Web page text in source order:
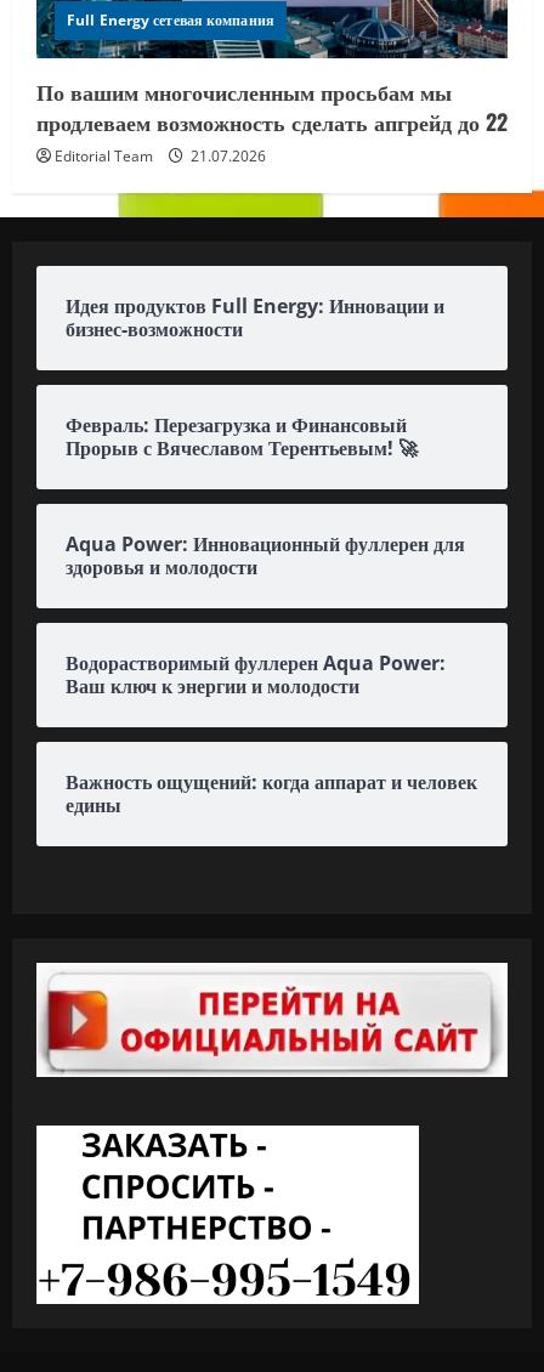
Full Energy сетевая компания
По вашим многочисленным просьбам мы
продлеваем возможность сделать апгрейд до 22
Editorial Team 21.07.2026
Идея продуктов Full Energy: Инновации и
бизнес-возможности
Февраль: Перезагрузка и Финансовый
Прорыв с Вячеславом Терентьевым! 🚀
Aqua Power: Инновационный фуллерен для
здоровья и молодости
Водорастворимый фуллерен Aqua Power:
Ваш ключ к энергии и молодости
Важность ощущений: когда аппарат и человек
едины